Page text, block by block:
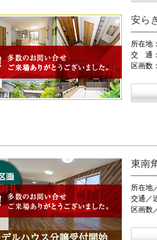
安ら
所在地
交 通
区画数
東南
所在地
交通／
区画数